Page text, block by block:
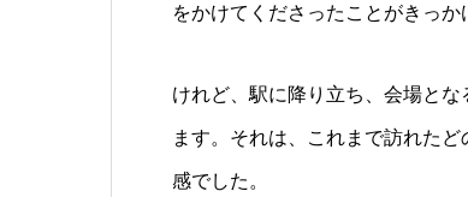
をかけてくださったことがきっ
けれど、駅に降り立ち、会場と
ます。それは、これまで訪れた
感でした。